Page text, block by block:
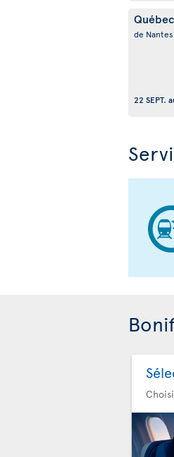
Québec
de Nantes
22 SEPT.